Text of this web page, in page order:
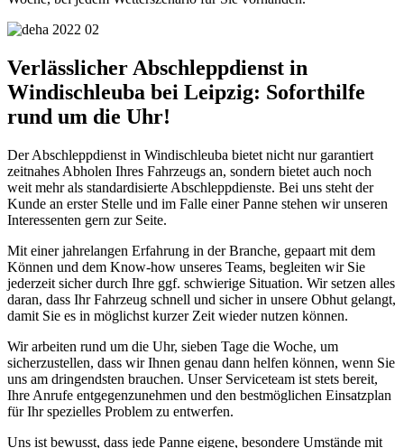
Verlässlicher Abschleppdienst in
Windischleuba bei Leipzig: Soforthilfe
rund um die Uhr!
Der Abschleppdienst in Windischleuba bietet nicht nur garantiert
zeitnahes Abholen Ihres Fahrzeugs an, sondern bietet auch noch
weit mehr als standardisierte Abschleppdienste. Bei uns steht der
Kunde an erster Stelle und im Falle einer Panne stehen wir unseren
Interessenten gern zur Seite.
Mit einer jahrelangen Erfahrung in der Branche, gepaart mit dem
Können und dem Know-how unseres Teams, begleiten wir Sie
jederzeit sicher durch Ihre ggf. schwierige Situation. Wir setzen alles
daran, dass Ihr Fahrzeug schnell und sicher in unsere Obhut gelangt,
damit Sie es in möglichst kurzer Zeit wieder nutzen können.
Wir arbeiten rund um die Uhr, sieben Tage die Woche, um
sicherzustellen, dass wir Ihnen genau dann helfen können, wenn Sie
uns am dringendsten brauchen. Unser Serviceteam ist stets bereit,
Ihre Anrufe entgegenzunehmen und den bestmöglichen Einsatzplan
für Ihr spezielles Problem zu entwerfen.
Uns ist bewusst, dass jede Panne eigene, besondere Umstände mit